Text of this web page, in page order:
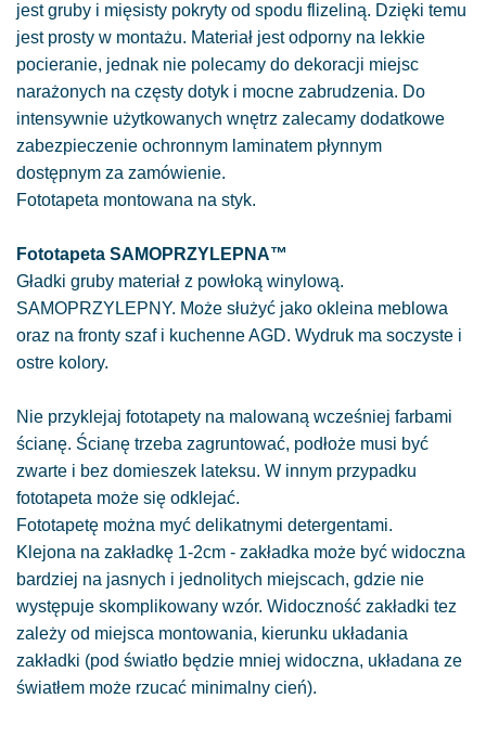
jest gruby i mięsisty pokryty od spodu flizeliną. Dzięki temu
jest prosty w montażu. Materiał jest odporny na lekkie
pocieranie, jednak nie polecamy do dekoracji miejsc
narażonych na częsty dotyk i mocne zabrudzenia. Do
intensywnie użytkowanych wnętrz zalecamy dodatkowe
zabezpieczenie ochronnym laminatem płynnym
dostępnym za zamówienie.
Fototapeta montowana na styk.
Fototapeta SAMOPRZYLEPNA™
Gładki gruby materiał z powłoką winylową.
SAMOPRZYLEPNY. Może służyć jako okleina meblowa
oraz na fronty szaf i kuchenne AGD. Wydruk ma soczyste i
ostre kolory.
Nie przyklejaj fototapety na malowaną wcześniej farbami
ścianę. Ścianę trzeba zagruntować, podłoże musi być
zwarte i bez domieszek lateksu. W innym przypadku
fototapeta może się odklejać.
Fototapetę można myć delikatnymi detergentami.
Klejona na zakładkę 1-2cm - zakładka może być widoczna
bardziej na jasnych i jednolitych miejscach, gdzie nie
występuje skomplikowany wzór. Widoczność zakładki tez
zależy od miejsca montowania, kierunku układania
zakładki (pod światło będzie mniej widoczna, układana ze
światłem może rzucać minimalny cień).